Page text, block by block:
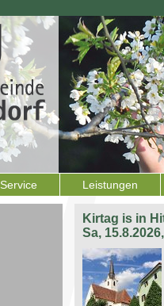
Service Leistungen
Kirtag is in
Sa,